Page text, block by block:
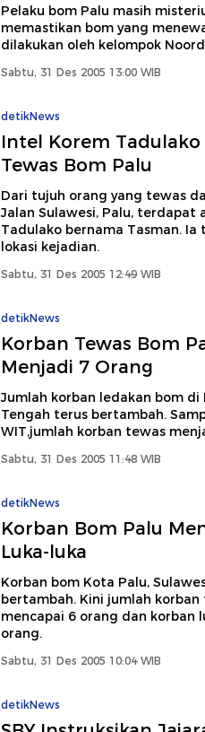
Pelaku bom Palu masih
memastikan bom yang
dilakukan oleh kelompok
Sabtu, 31 Des 2005 13:00 WIB
detikNews
Intel Korem
Tewas Bom Palu
Dari tujuh orang yang tewas
Jalan Sulawesi, Palu, terdapat
Tadulako bernama Tasman.
lokasi kejadian.
Sabtu, 31 Des 2005 12:49 WIB
detikNews
Korban Tewas Bom
Menjadi 7 Orang
Jumlah korban ledakan bom di
Tengah terus bertambah.
WIT,jumlah korban tewas
Sabtu, 31 Des 2005 11:48 WIB
detikNews
Korban Bom Palu
Luka-luka
Korban bom Kota Palu,
bertambah. Kini jumlah
mencapai 6 orang dan korban
orang.
Sabtu, 31 Des 2005 10:04 WIB
detikNews